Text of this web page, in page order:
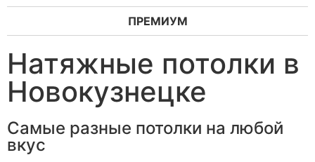
ПРЕМИУМ
Натяжные потолки в
Новокузнецке
Самые разные потолки на любой
вкус